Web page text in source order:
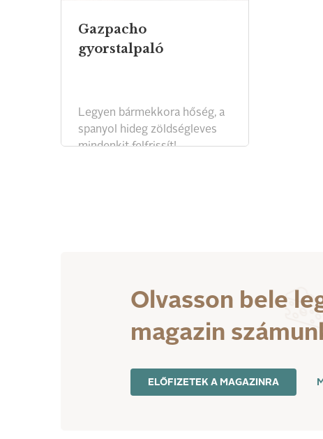
Gazpacho
gyorstalpaló
Legyen bármekkora hőség, a
spanyol hideg zöldségleves
mindenkit felfrissít!
Olvasson bele
magazin
ELŐFIZETEK A MAGAZINRA